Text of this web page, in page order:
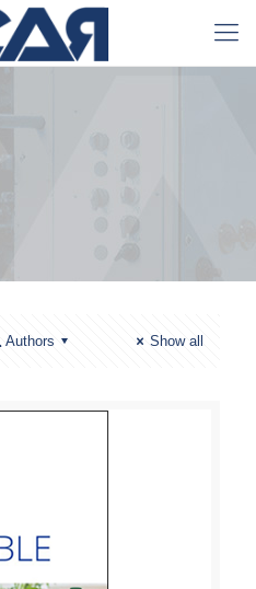
Authors Show all